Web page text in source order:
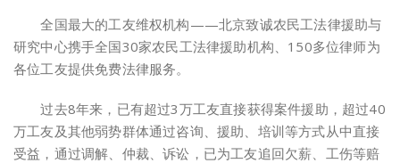
全国最大的工友维权机构——北京致诚农民工法律援助与
研究中心携手全国30家农民工法律援助机构、150多位律师为
各位工友提供免费法律服务。
过去8年来，已有超过3万工友直接获得案件援助，超过40
万工友及其他弱势群体通过咨询、援助、培训等方式从中直接
受益，通过调解、仲裁、诉讼，已为工友追回欠薪、工伤等赔